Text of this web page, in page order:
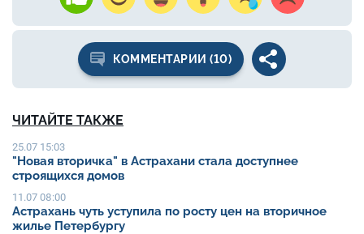
КОММЕНТАРИИ (10)
ЧИТАЙТЕ ТАКЖЕ
25.07 15:03
"Новая вторичка" в Астрахани стала доступнее
строящихся домов
11.07 08:00
Астрахань чуть уступила по росту цен на вторичное
жилье Петербургу